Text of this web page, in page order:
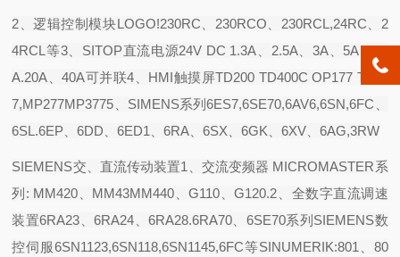
2、逻辑控制模块LOGO!230RC、230RCO、230RCL,24RC、2
4RCL等3、SITOP直流电源24V DC 1.3A、2.5A、3A、5A、10
A.20A、40A可并联4、HMI触摸屏TD200 TD400C OP177 TP17
7,MP277MP3775、SIMENS系列6ES7,6SE70,6AV6,6SN,6FC、
6SL.6EP、6DD、6ED1、6RA、6SX、6GK、6XV、6AG,3RW
SIEMENS交、直流传动装置1、交流变频器 MICROMASTER系
列: MM420、MM43MM440、G110、G120.2、全数字直流调速
装置6RA23、6RA24、6RA28.6RA70、6SE70系列SIEMENS数
控伺服6SN1123,6SN118,6SN1145,6FC等SINUMERIK:801、80